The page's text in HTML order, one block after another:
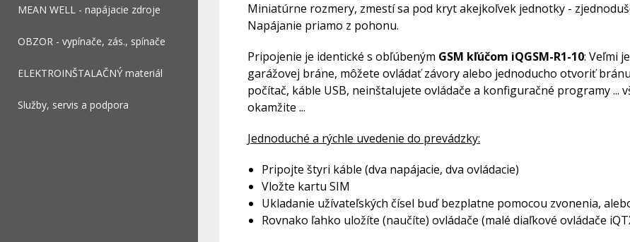
MEAN WELL - napájacie zdroje
OBZOR - vypínače, zás., spínače
ELEKTROINŠTALAČNÝ materiál
Služby, servis a podpora
Miniatúrne rozmery, zmestí sa pod kryt akejkoľvek jednotky -
Napájanie priamo z pohonu.
Pripojenie je identické s obľúbeným GSM kľúčom iQGSM-R1-10: Veľmi
garážovej bráne, môžete ovládať závory alebo jednoducho otvoriť
počítač, káble USB, neinštalujete ovládače a konfiguračné programy ...
okamžite ...
Jednoduché a rýchle uvedenie do prevádzky:
Pripojte štyri káble (dva napájacie, dva ovládacie)
Vložte kartu SIM
Ukladanie užívateľských čísel buď bezplatne pomocou zvonenia,
Rovnako ľahko uložíte (naučíte) ovládače (malé diaľkové ovládače